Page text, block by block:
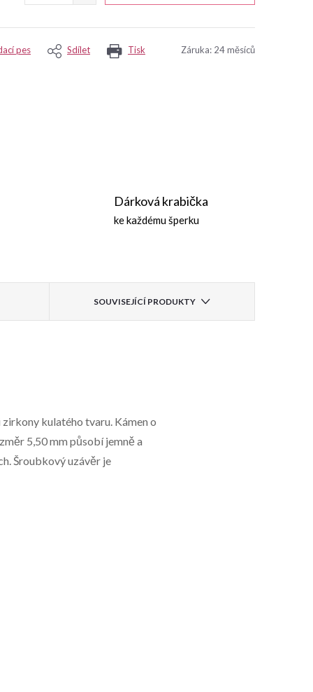
Tisk
pes Sdílet Záruka: 24 měsíců
Dárková krabička
ke každému šperku
SOUVISEJÍCÍ PRODUKTY
kulatého tvaru. Kámen o
5,50 mm působí jemně a
Šroubkový uzávěr je